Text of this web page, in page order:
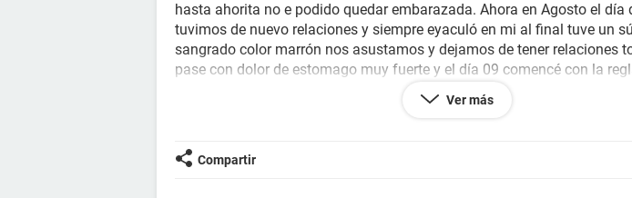
hasta ahorita no e podido quedar embarazada. Ahora en Agosto el día
tuvimos de nuevo relaciones y siempre eyaculó en mi al final tuve un
sangrado color marrón nos asustamos y dejamos de tener relaciones
pase con dolor de estomago muy fuerte y el día 09 comencé con la
obscura y después muy rojo tipo rosa pensé que ya estaba en mis días
mismo obscura y luego como rosa pero solo cuando voy al baño pasa
si me duele demasiado y ya no se que pensar si estoy o no
Ver más
Compartir